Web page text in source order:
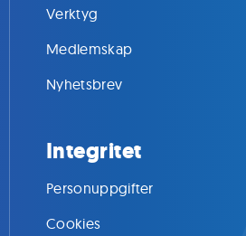
Verktyg
Medlemskap
Nyhetsbrev
Integritet
Personuppgifter
Cookies